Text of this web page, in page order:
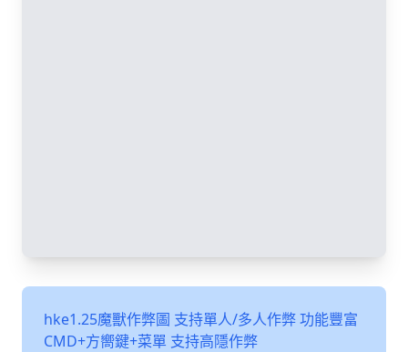
hke1.25魔獸作弊圖 支持單人/多人作弊 功能豐富
CMD+方嚮鍵+菜單 支持高隱作弊